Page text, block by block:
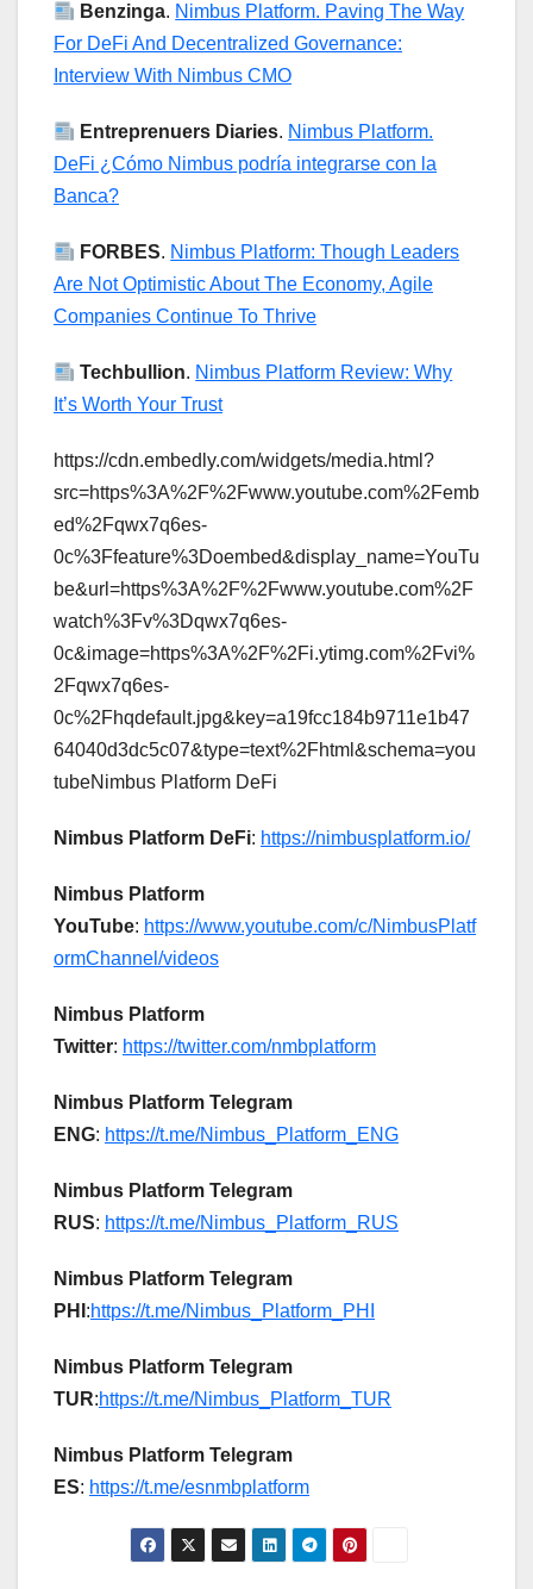
Benzinga. Nimbus Platform. Paving The Way
For DeFi And Decentralized Governance:
Interview With Nimbus CMO
Entreprenuers Diaries. Nimbus Platform.
DeFi ¿Cómo Nimbus podría integrarse con la
Banca?
FORBES. Nimbus Platform: Though Leaders
Are Not Optimistic About The Economy, Agile
Companies Continue To Thrive
Techbullion. Nimbus Platform Review: Why
It’s Worth Your Trust
https://cdn.embedly.com/widgets/media.html?
src=https%3A%2F%2Fwww.youtube.com%2Femb
ed%2Fqwx7q6es-
0c%3Ffeature%3Doembed&display_name=YouTu
be&url=https%3A%2F%2Fwww.youtube.com%2F
watch%3Fv%3Dqwx7q6es-
0c&image=https%3A%2F%2Fi.ytimg.com%2Fvi%
2Fqwx7q6es-
0c%2Fhqdefault.jpg&key=a19fcc184b9711e1b47
64040d3dc5c07&type=text%2Fhtml&schema=you
tubeNimbus Platform DeFi
Nimbus Platform DeFi: https://nimbusplatform.io/
Nimbus Platform
YouTube: https://www.youtube.com/c/NimbusPlatf
ormChannel/videos
Nimbus Platform
Twitter: https://twitter.com/nmbplatform
Nimbus Platform Telegram
ENG: https://t.me/Nimbus_Platform_ENG
Nimbus Platform Telegram
RUS: https://t.me/Nimbus_Platform_RUS
Nimbus Platform Telegram
PHI :https://t.me/Nimbus_Platform_PHI
Nimbus Platform Telegram
TUR:https://t.me/Nimbus_Platform_TUR
Nimbus Platform Telegram
ES: https://t.me/esnmbplatform